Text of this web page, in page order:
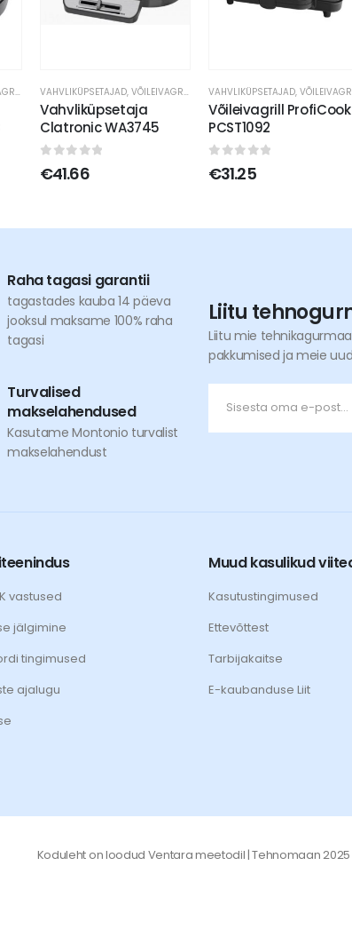
VAHVLIKÜPSETAJAD, VÕILEIVAGRILLID VAHVLIKÜPSETAJAD, VÕILEIVAGRILLID
Vahvliküpsetaja
Clatronic WA3745
out of 5
€41.66
Võileivagrill ProfiCook
PCST1092
out of 5
€31.25
Raha tagasi garantii
tagastades kauba 14 päeva
jooksul maksame 100% raha
tagasi
Turvalised
makselahendused
Kasutame Montonio turvalist
makselahendust
Liitu
Liitu mie
pakkumised ja meie
vastused
jälgimine
tingimused
ajalugu
Muud kasulikud
Kasutustingimused
Ettevõttest
Tarbijakaitse
E-kaubanduse Liit
Koduleht on loodud Ventarameetodil | Tehnomaan